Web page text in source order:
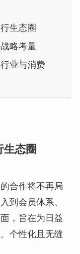
生态圈
略考量
业与消费
生态圈
合作将不再局
到会员体系、
，旨在为日益
个性化且无缝